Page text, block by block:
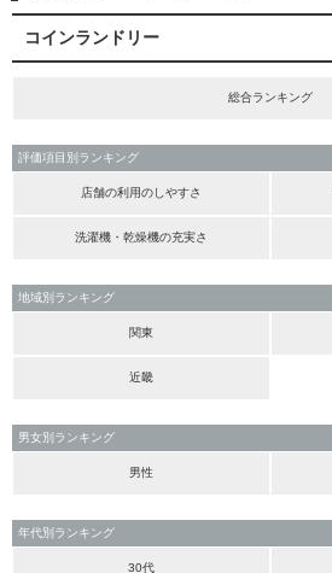
コインランドリー
総合ランキング
評価項目別ランキング
店舗の利用のしやすさ
洗濯機・乾燥機の充実さ
地域別ランキング
関東
近畿
男女別ランキング
男性
年代別ランキング
30代